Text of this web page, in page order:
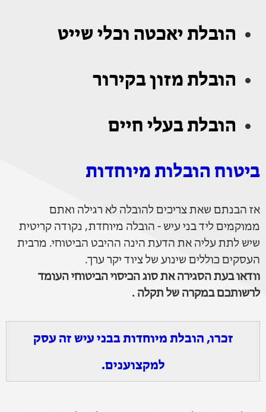
הובלת יאכטה וכלי שייט
הובלת מזון בקירור
הובלת בעלי חיים
ביטוח הובלות מיוחדות
אז הבנתם שאת צריכים להובלה לא רגילה ואתם
ממוקמים ליד בני עיש - הובלה מיוחדת, נקודה קריטית
שיש לתת עליה את הדעת הינה ההיבט הביטוחי. מרבית
העסקים כוללים שינוע של ציוד יקר ערך.
וודאו בעת הסגירה את סוג הכיסוי הביטוחי העומד
לרשותכם במקרה של תקלה .
זכרו, הובלת מיוחדות בבני עיש זה עסק
למקצוענים.